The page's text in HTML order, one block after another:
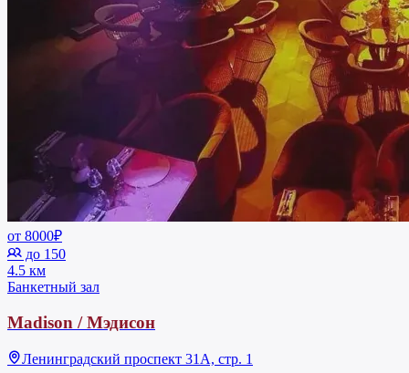
от 8000₽
до 150
4.5 км
Банкетный зал
Madison / Мэдисон
Ленинградский проспект 31А, стр. 1